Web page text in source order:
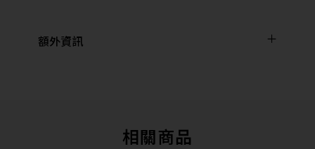
額外資訊
相關商品